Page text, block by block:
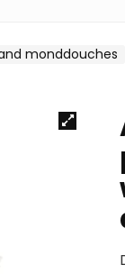
monddouches